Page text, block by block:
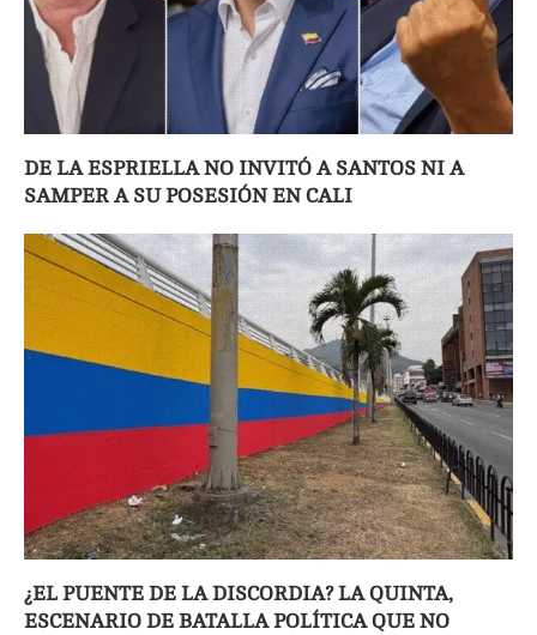
DE LA ESPRIELLA NO INVITÓ A SANTOS NI A
SAMPER A SU POSESIÓN EN CALI
¿EL PUENTE DE LA DISCORDIA? LA QUINTA,
ESCENARIO DE BATALLA POLÍTICA QUE NO